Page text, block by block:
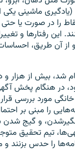
ماشینی
در صورت یا
این رفتارها و
آن طریق،
شد، بیش از هزار
در هنگام پخش
مورد بررسی
را مبنی بر
و گیج
تیم تحقیق متوجه
را حدس